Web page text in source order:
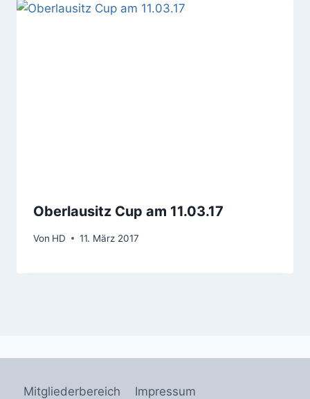
Oberlausitz Cup am 11.03.17
Von HD 11. März 2017
Mitgliederbereich Impressum